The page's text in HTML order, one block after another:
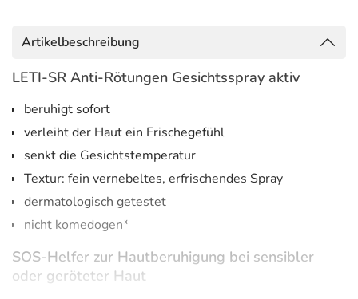
Artikelbeschreibung
LETI-SR Anti-Rötungen Gesichtsspray aktiv
beruhigt sofort
verleiht der Haut ein Frischegefühl
senkt die Gesichtstemperatur
Textur: fein vernebeltes, erfrischendes Spray
dermatologisch getestet
nicht komedogen*
SOS-Helfer zur Hautberuhigung bei sensibler
oder geröteter Haut